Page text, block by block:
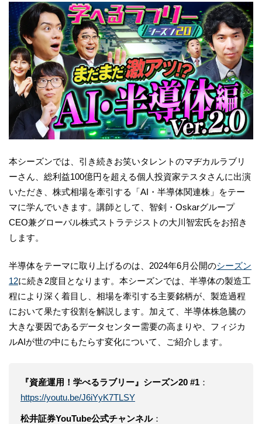
本シーズンでは、引き続きお笑いタレントのマヂカルラブリ
ーさん、総利益100億円を超える個人投資家テスタさんに出演
いただき、株式相場を牽引する「AI・半導体関連株」をテー
マに学んでいきます。講師として、智剣・Oskarグループ
CEO兼グローバル株式ストラテジストの大川智宏氏をお招き
します。
半導体をテーマに取り上げるのは、2024年6月公開のシーズン
12に続き2度目となります。本シーズンでは、半導体の製造工
程により深く着目し、相場を牽引する主要銘柄が、製造過程
において果たす役割を解説します。加えて、半導体株急騰の
大きな要因であるデータセンター需要の高まりや、フィジカ
ルAIが世の中にもたらす変化について、ご紹介します。
『資産運用！学べるラブリー』シーズン20 #1 ：
https://youtu.be/J6iYyK7TLSY
松井証券YouTube公式チャンネル：